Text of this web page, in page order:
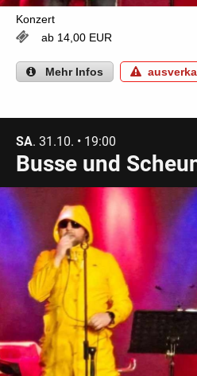
Konzert
ab 14,00 EUR
Mehr Infos
SA. 31.10. • 19:00
Busse und